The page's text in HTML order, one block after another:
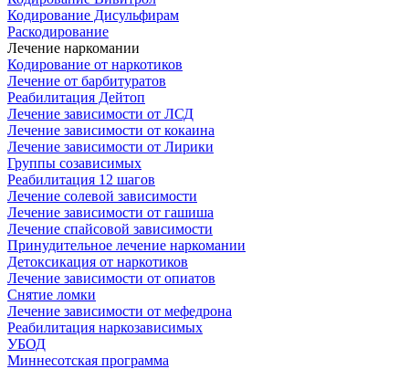
Кодирование Дисульфирам
Раскодирование
Лечение наркомании
Кодирование от наркотиков
Лечение от барбитуратов
Реабилитация Дейтоп
Лечение зависимости от ЛСД
Лечение зависимости от кокаина
Лечение зависимости от Лирики
Группы созависимых
Реабилитация 12 шагов
Лечение солевой зависимости
Лечение зависимости от гашиша
Лечение спайсовой зависимости
Принудительное лечение наркомании
Детоксикация от наркотиков
Лечение зависимости от опиатов
Снятие ломки
Лечение зависимости от мефедрона
Реабилитация наркозависимых
УБОД
Миннесотская программа